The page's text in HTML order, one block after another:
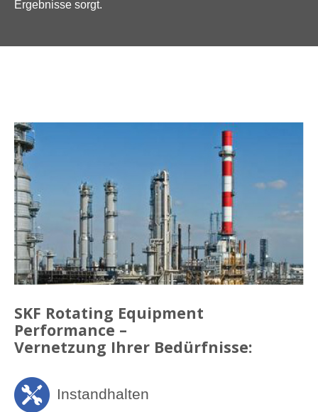
Ergebnisse sorgt.
SKF Rotating Equipment
Performance –
Vernetzung Ihrer Bedürfnisse:
Instandhalten